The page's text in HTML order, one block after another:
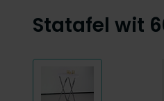
Statafel wit